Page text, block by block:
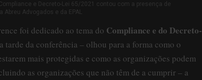
e Decreto-Lei 65/2021 contou com a presença de
Abreu Advogados e da EPAL
foi dedicado ao tema do Compliance e do Decreto-
tarde da conferência – olhou para a forma como o
mais protegidas e como as organizações podem
as organizações que não têm de a cumprir – a